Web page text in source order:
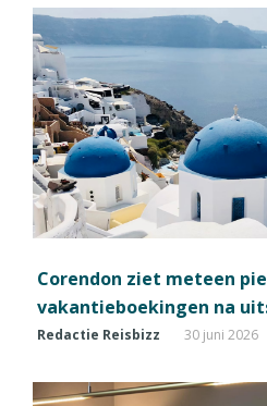
Corendon ziet meteen
vakantieboekingen na
Redactie Reisbizz 30 juni 2026